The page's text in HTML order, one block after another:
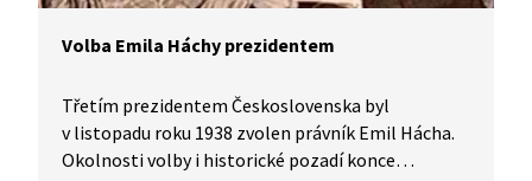
Volba Emila Háchy prezidentem
Třetím prezidentem Československa byl
v listopadu roku 1938 zvolen právník Emil Hácha.
Okolnosti volby i historické pozadí konce